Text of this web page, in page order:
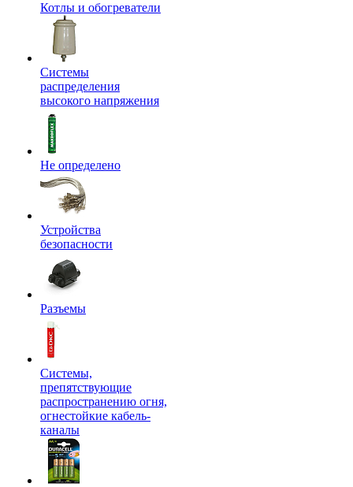
Котлы и обогреватели
Системы
распределения
высокого напряжения
Не определено
Устройства
безопасности
Разъемы
Системы,
препятствующие
распространению огня,
огнестойкие кабель-
каналы